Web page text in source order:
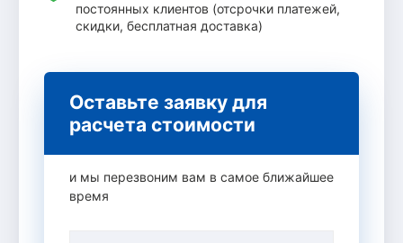
постоянных клиентов (отсрочки платежей,
скидки, бесплатная доставка)
Оставьте заявку для
расчета стоимости
и мы перезвоним вам в самое ближайшее
время